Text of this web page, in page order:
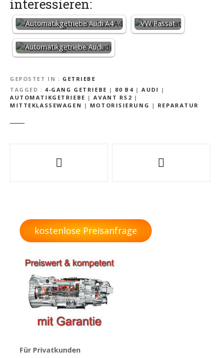
interessieren:
Automatikgetriebe Audi A4 VW Passat
Automatikgetriebe Audi
GEPOSTET IN
GETRIEBE
TAGGED
4-GANG GETRIEBE | 80 B4 | AUDI |
AUTOMATIKGETRIEBE |AVANT RS2 |
MITTEKLASSEWAGEN | MOTORISIERUNG | REPARATUR
kostenlose Preisanfrage
Für Privatkunden